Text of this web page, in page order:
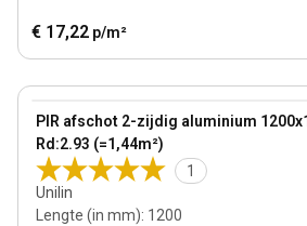
€ 17,22 p/m²
PIR afschot 2-zijdig aluminium
Rd:2.93 (=1,44m²)
1
Unilin
Lengte (in mm): 1200
View product